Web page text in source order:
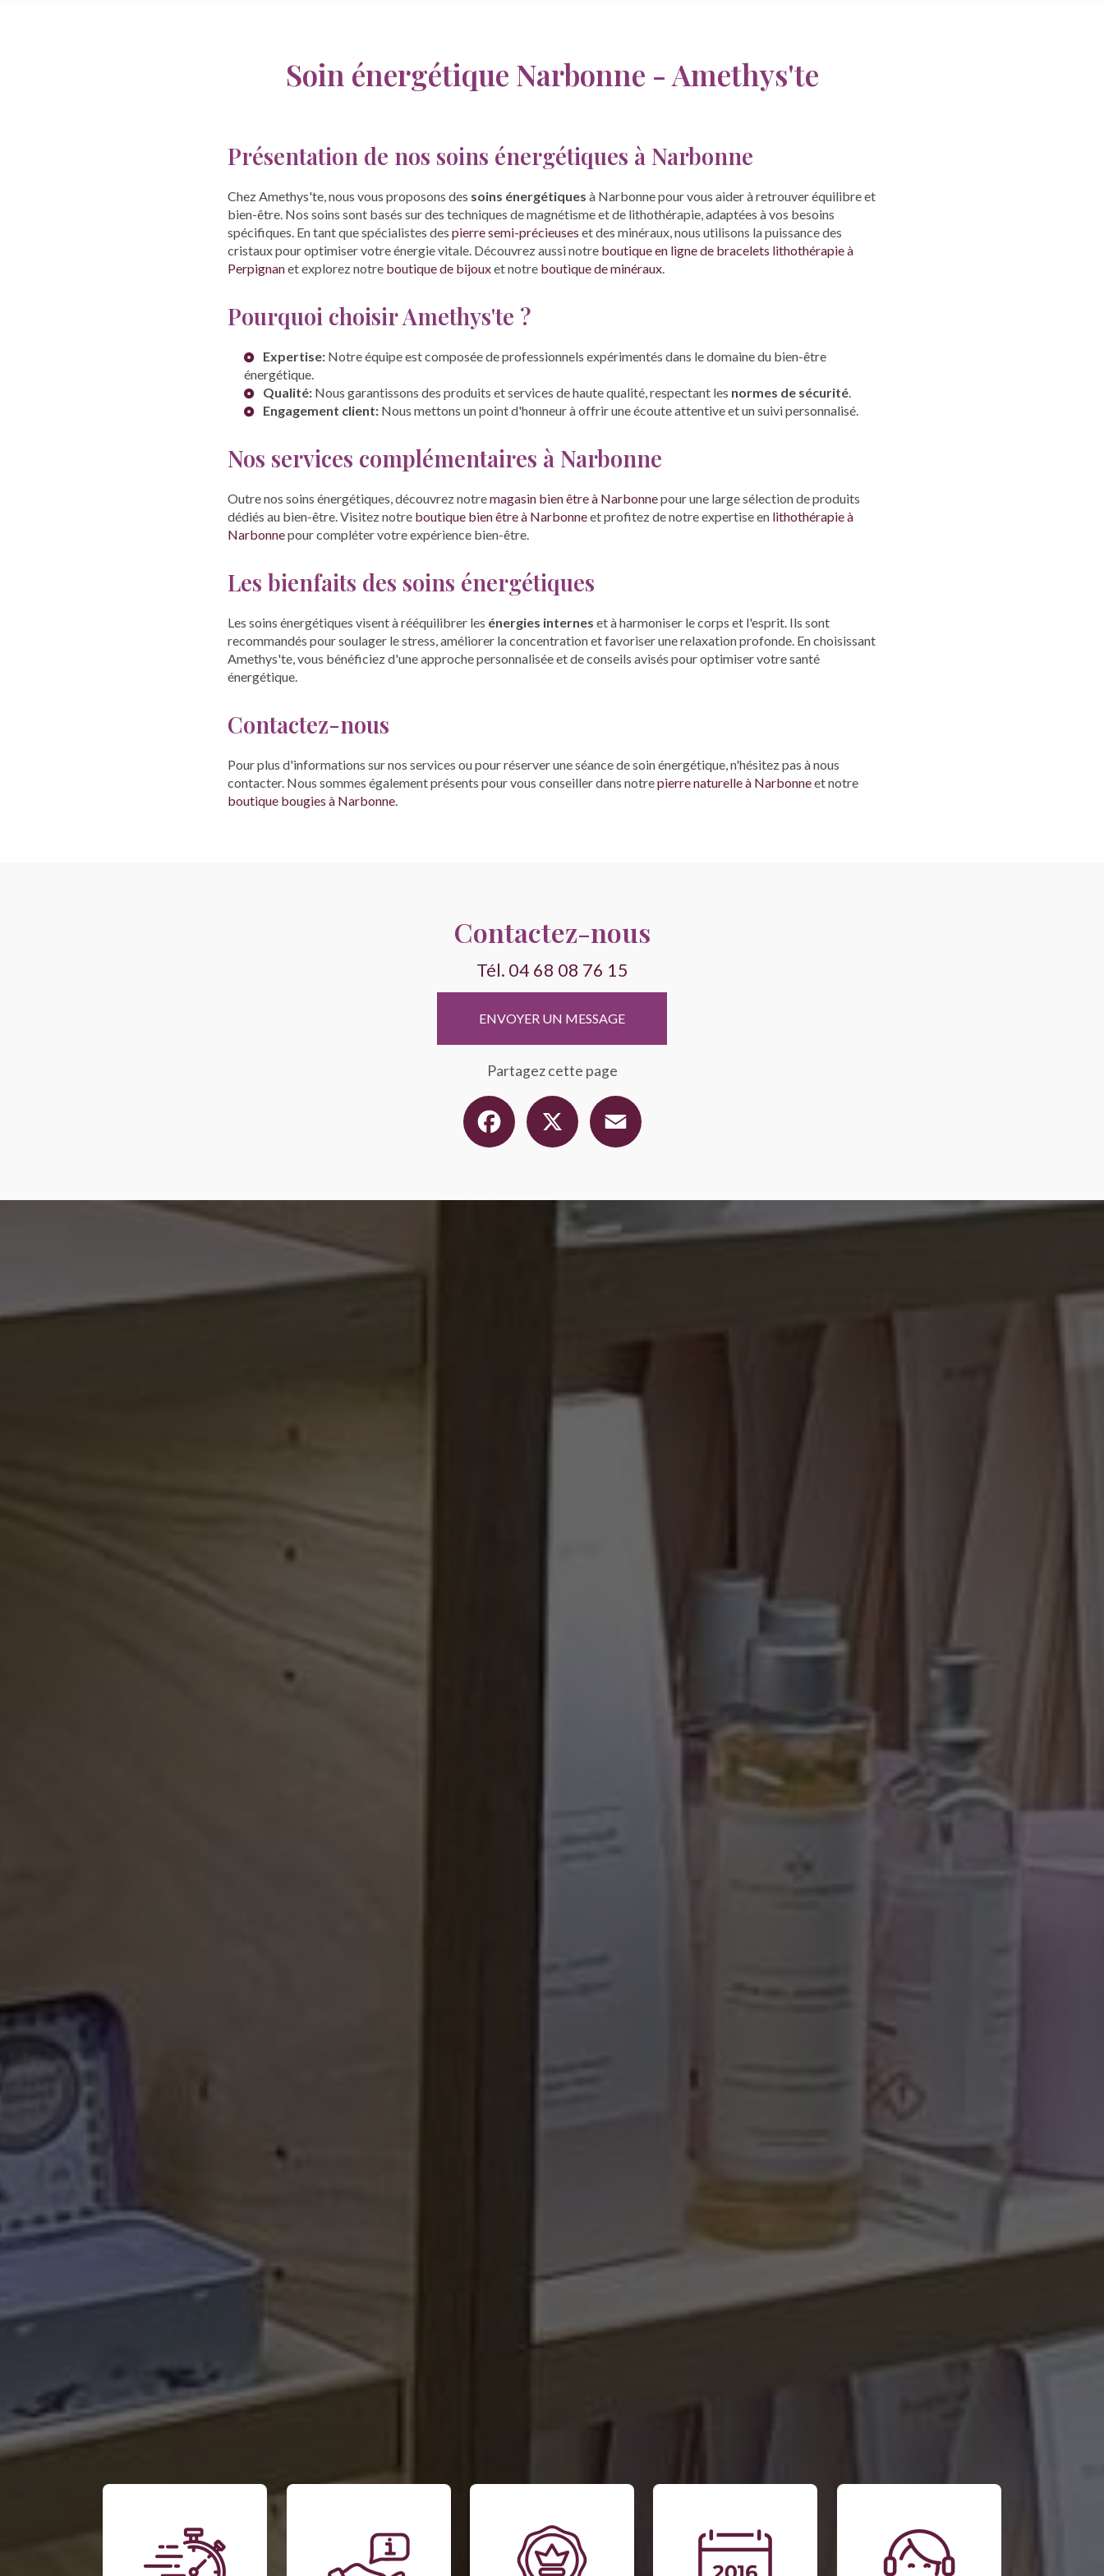
Soin énergétique Narbonne - Amethys'te
Présentation de nos soins énergétiques à Narbonne
Chez Amethys'te, nous vous proposons des soins énergétiques à Narbonne pour vous aider à retrouver équilibre et
bien-être. Nos soins sont basés sur des techniques de magnétisme et de lithothérapie, adaptées à vos besoins
spécifiques. En tant que spécialistes des pierre semi-précieuses et des minéraux, nous utilisons la puissance des
cristaux pour optimiser votre énergie vitale. Découvrez aussi notre boutique en ligne de bracelets lithothérapie à
Perpignanet explorez notre boutique de bijouxet notre boutique de minéraux.
Pourquoi choisir Amethys'te ?
Expertise: Notre équipe est composée de professionnels expérimentés dans le domaine du bien-être
énergétique.
Qualité: Nous garantissons des produits et services de haute qualité, respectant les normes de sécurité.
Engagement client: Nous mettons un point d'honneur à offrir une écoute attentive et un suivi personnalisé.
Nos services complémentaires à Narbonne
Outre nos soins énergétiques, découvrez notremagasin bien être à Narbonnepour une large sélection de produits
dédiés au bien-être. Visitez notre boutique bien être à Narbonneet profitez de notre expertise en lithothérapie à
Narbonnepour compléter votre expérience bien-être.
Les bienfaits des soins énergétiques
Les soins énergétiques visent à rééquilibrer les énergies internes et à harmoniser le corps et l'esprit. Ils sont
recommandés pour soulager le stress, améliorer la concentration et favoriser une relaxation profonde. En choisissant
Amethys'te, vous bénéficiez d'une approche personnalisée et de conseils avisés pour optimiser votre santé
énergétique.
Contactez-nous
Pour plus d'informations sur nos services ou pour réserver une séance de soin énergétique, n'hésitez pas à nous
contacter. Nous sommes également présents pour vous conseiller dans notrepierre naturelle à Narbonneet notre
boutique bougies à Narbonne.
Contactez-nous
Tél. 04 68 08 76 15
ENVOYER UN MESSAGE
Partagez cette page
Facebook